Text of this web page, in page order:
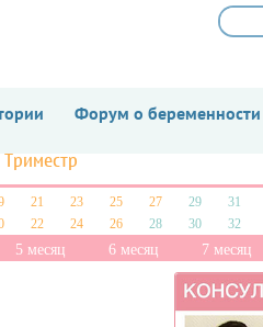
Форум о беременности
Триместр
21 23 25 27 29 31
22 24 26 28 30 32
5 месяц 6 месяц 7 месяц